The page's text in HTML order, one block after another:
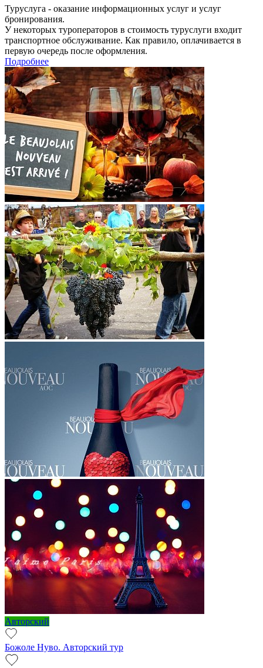
Туруслуга - оказание информационных услуг и услуг
бронирования.
У некоторых туроператоров в стоимость туруслуги входит
транспортное обслуживание. Как правило, оплачивается в
первую очередь после оформления.
Подробнее
Авторский
Божоле Нуво. Авторский тур